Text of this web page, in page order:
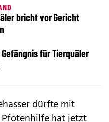
bricht vor Gericht
für Tierquäler
dürfte mit
Pfotenhilfe hat jetzt